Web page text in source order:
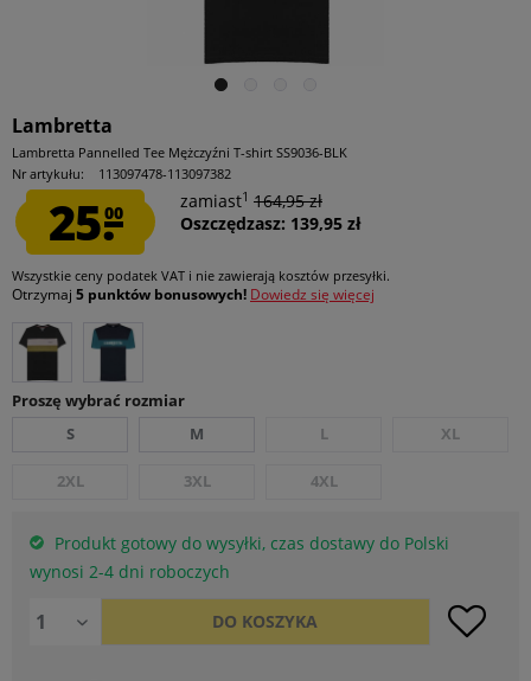
Lambretta
Lambretta Pannelled Tee Mężczyźni T-shirt SS9036-BLK
Nr artykułu:
113097478-113097382
25.00
zamiast1 164,95 zł
Oszczędzasz: 139,95 zł
Wszystkie ceny podatek VAT i nie zawierają kosztów przesyłki.
Otrzymaj 5 punktów bonusowych! Dowiedz się więcej
Proszę wybrać rozmiar
S
M L XL
2XL 3XL 4XL
Produkt gotowy do wysyłki, czas dostawy do Polski
wynosi 2-4 dni roboczych
DO KOSZYKA